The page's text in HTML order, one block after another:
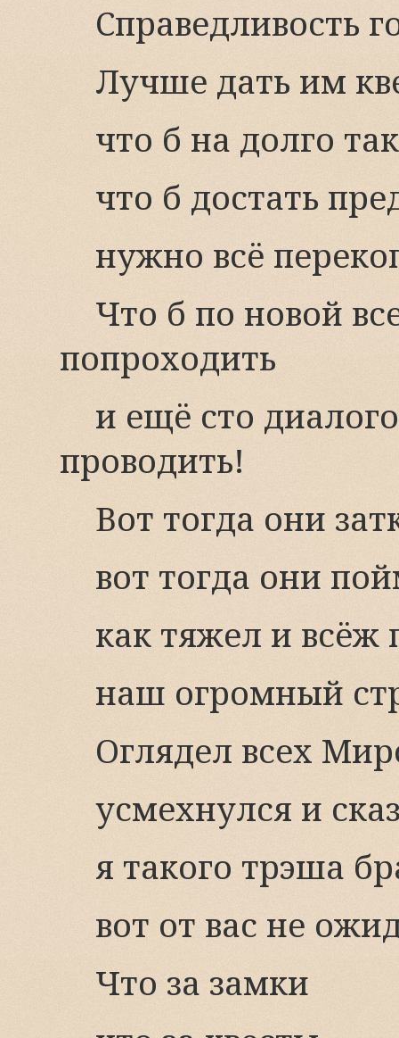
Справедливость
Лучше дать им
что б на долго
что б достать
нужно всё
Что б по новой
попроходить
и ещё сто
проводить!
Вот тогда они
вот тогда они
как тяжел и всёж
наш огромный
Оглядел всех
усмехнулся и
я такого трэша
вот от вас не
Что за замки